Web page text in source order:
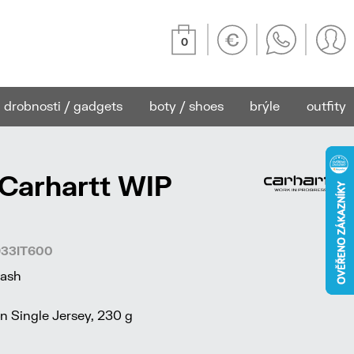
0
drobnosti / gadgets boty / shoes brýle outfity
WIP
Single Jersey, 230 g